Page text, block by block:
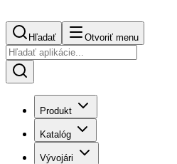
Hľadať Otvoriť menu
Produkt
Katalóg
Vývojári